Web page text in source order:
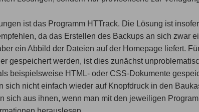
ist das Programm HTTrack. Die Lösung ist
da das Erstellen des Backups an sich zwar
ein Abbild der Dateien auf der Homepage liefert.
gespeichert werden, ist dies zunächst
beispielsweise HTML- oder CSS-Dokumente
sich nicht einfach wieder auf Knopfdruck in den
sich aus ihnen, wenn man mit den jeweiligen